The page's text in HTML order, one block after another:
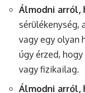
Álmodni arról,
sérülékenység,
vagy egy olyan
úgy érzed,
vagy fizikailag.
Álmodni arról,